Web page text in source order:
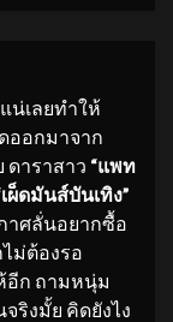
น่เลยทำให้
ออกมาจาก
ดาราสาว “แพท
เผ็ดมันส์บันเทิง”
าศลั่นอยากซื้อ
ไม่ต้องรอ
อีก ถามหนุ่ม
ริงมั้ย คิดยังไง